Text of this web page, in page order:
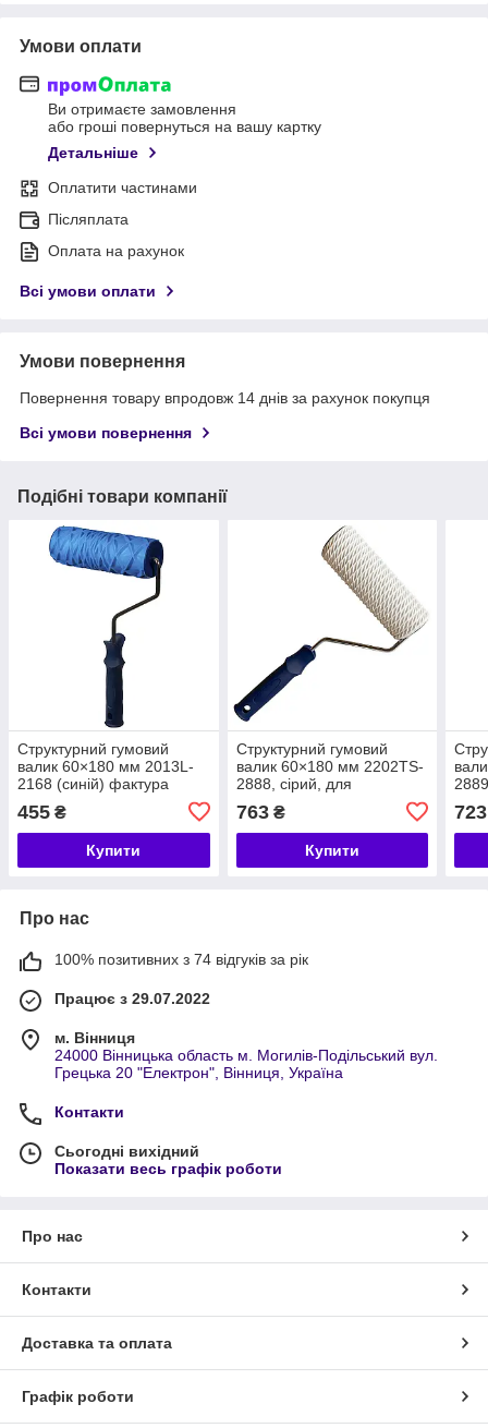
Умови оплати
Ви отримаєте замовлення
або гроші повернуться на вашу картку
Детальніше
Оплатити частинами
Післяплата
Оплата на рахунок
Всі умови оплати
Умови повернення
Повернення товару впродовж 14 днів за рахунок покупця
Всі умови повернення
Подібні товари компанії
Структурний гумовий
валик 60×180 мм 2013L-
2168 (синій) фактура
декоративних покриттів
455 ₴
Купити
Структурний гумовий
валик 60×180 мм 2202TS-
2888, сірий, для
декоративної текстури та
рельєфу
763₴
Купити
723
Про нас
100% позитивних з 74 відгуків за рік
Працює з 29.07.2022
м. Вінниця
24000 Вінницька область м. Могилів-Подільський вул.
Грецька 20 "Електрон", Вінниця, Україна
Контакти
Сьогодні вихідний
Показати весь графік роботи
Про нас
Контакти
Доставка та оплата
Графік роботи